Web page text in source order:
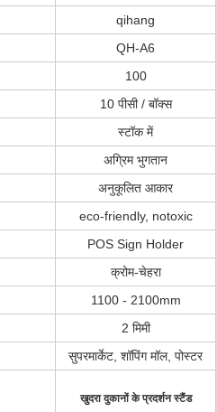
qihang
QH-A6
100
10 पीसी / बॉक्स
स्टॉक में
अग्रिम भुगतान
अनुकूलित आकार
eco-friendly, notoxic
POS Sign Holder
क्रोम-चेहरा
1100 - 2100mm
2 मिमी
सुपरमार्केट, शॉपिंग मॉल, पोस्टर
खुदरा दुकानों के प्रदर्शन स्टैंड